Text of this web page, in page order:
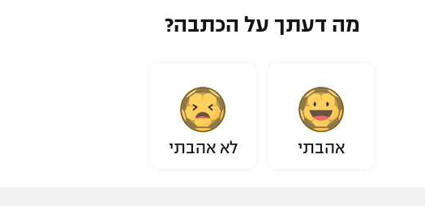
מה דעתך על הכתבה?
אהבתי לא אהבתי